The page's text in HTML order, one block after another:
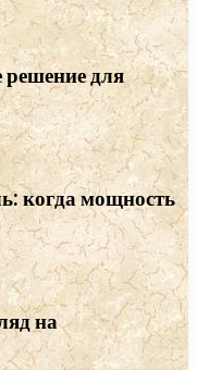
для
когда мощность
на